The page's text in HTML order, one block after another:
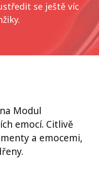
se ještě víc
Modul
emocí. Citlivě
a emocemi,